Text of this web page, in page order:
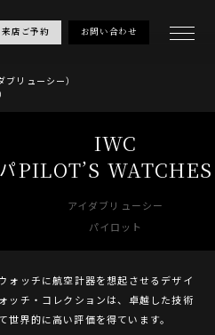
来店ご予約 お問い合わせ
ブリューシー）
IWC
PILOT’S WATCHES
アイダブリューシー
パイロット
ォッチに航空計器を想起させるデザイ
ッチ・コレクションは、卓越した技術
界的に高い評価を得ています。